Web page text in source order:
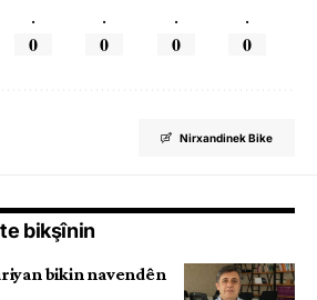
.
0
.
0
.
0
.
0
Nirxandinek Bike
bikşînin
bikin navendên